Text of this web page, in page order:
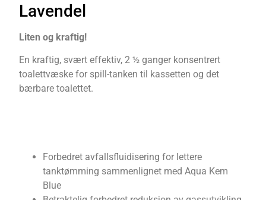
Lavendel
Liten og kraftig!
En kraftig, svært effektiv, 2 ½ ganger konsentrert
toalettvæske for spill-tanken til kassetten og det
bærbare toalettet.
Forbedret avfallsfluidisering for lettere
tanktømming sammenlignet med Aqua Kem
Blue